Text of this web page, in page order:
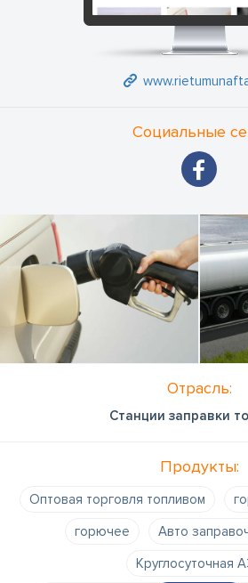
Социальные
Отрасль:
Станции заправки
Продукты:
Оптовая торговля топливом
горючее
Авто
Круглосуточная